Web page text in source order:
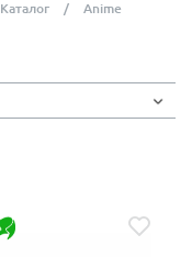
Каталог Anime